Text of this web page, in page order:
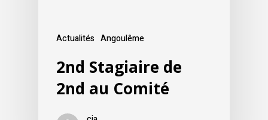
Actualités Angoulême
2nd Stagiaire de
2nd au Comité